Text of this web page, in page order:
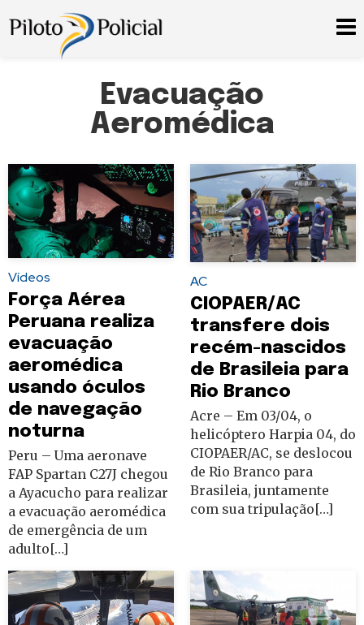
Evacuação
Aeromédica
Vídeos
Força Aérea
Peruana realiza
evacuação
aeromédica
usando óculos
de navegação
noturna
Peru – Uma aeronave
FAP Spartan C27J chegou
a Ayacucho para realizar
a evacuação aeromédica
de emergência de um
adulto[…]
AC
CIOPAER/AC
transfere dois
recém-nascidos
de Brasileia para
Rio Branco
Acre – Em 03/04, o
helicóptero Harpia 04, do
CIOPAER/AC, se deslocou
de Rio Branco para
Brasileia, juntamente
com sua tripulação[…]